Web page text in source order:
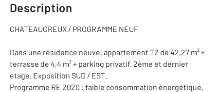
Description
CHATEAUCREUX / PROGRAMME NEUF
Dans une résidence neuve, appartement T2 de 42,27 m² +
terrasse de 4,4 m² + parking privatif. 2ème et dernier
étage. Exposition SUD / EST.
Programme RE 2020 : faible consommation énergétique.